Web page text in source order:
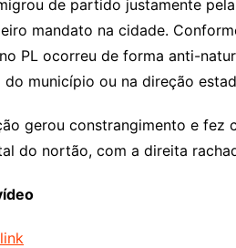
de partido justamente
mandato na cidade.
PL ocorreu de forma anti-
do município ou na direção
gerou constrangimento e fez
do nortão, com a direita